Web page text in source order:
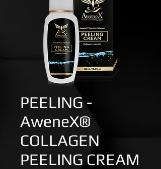
PEELING -
AweneX®
COLLAGEN
PEELING CREAM